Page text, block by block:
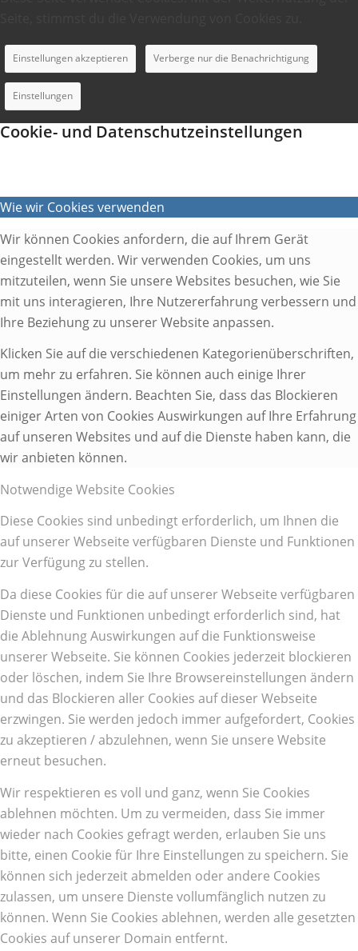
Einstellungen akzeptieren Verberge nur die Benachrichtigung
Einstellungen
Cookie- und Datenschutzeinstellungen
Wie wir Cookies verwenden
Wir können Cookies anfordern, die auf Ihrem Gerät
eingestellt werden. Wir verwenden Cookies, um uns
mitzuteilen, wenn Sie unsere Websites besuchen, wie Sie
mit uns interagieren, Ihre Nutzererfahrung verbessern und
Ihre Beziehung zu unserer Website anpassen.
Klicken Sie auf die verschiedenen Kategorienüberschriften,
um mehr zu erfahren. Sie können auch einige Ihrer
Einstellungen ändern. Beachten Sie, dass das Blockieren
einiger Arten von Cookies Auswirkungen auf Ihre Erfahrung
auf unseren Websites und auf die Dienste haben kann, die
wir anbieten können.
Notwendige Website Cookies
Diese Cookies sind unbedingt erforderlich, um Ihnen die
auf unserer Webseite verfügbaren Dienste und Funktionen
zur Verfügung zu stellen.
Da diese Cookies für die auf unserer Webseite verfügbaren
Dienste und Funktionen unbedingt erforderlich sind, hat
die Ablehnung Auswirkungen auf die Funktionsweise
unserer Webseite. Sie können Cookies jederzeit blockieren
oder löschen, indem Sie Ihre Browsereinstellungen ändern
und das Blockieren aller Cookies auf dieser Webseite
erzwingen. Sie werden jedoch immer aufgefordert, Cookies
zu akzeptieren / abzulehnen, wenn Sie unsere Website
erneut besuchen.
Wir respektieren es voll und ganz, wenn Sie Cookies
ablehnen möchten. Um zu vermeiden, dass Sie immer
wieder nach Cookies gefragt werden, erlauben Sie uns
bitte, einen Cookie für Ihre Einstellungen zu speichern. Sie
können sich jederzeit abmelden oder andere Cookies
zulassen, um unsere Dienste vollumfänglich nutzen zu
können. Wenn Sie Cookies ablehnen, werden alle gesetzten
Cookies auf unserer Domain entfernt.